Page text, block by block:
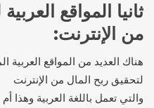
ثانيا المواقع
من الإنترنت:
هناك العديد من المواقع العربية
لتحقيق ربح المال من الإنترنت
والتي تعمل باللغة العربية